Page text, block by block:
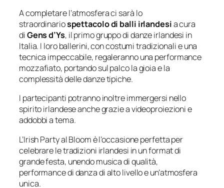
A completare l’atmosfera ci sarà lo
straordinariospettacolo di balli irlandesia cura
diGens d’Ys, il primo gruppo di danze irlandesi in
Italia. I loro ballerini, con costumi tradizionali e una
tecnica impeccabile, regaleranno una performance
mozzafiato, portando sul palco la gioia e la
complessità delle danze tipiche.
I partecipanti potranno inoltre immergersi nello
spirito irlandese anche grazie a videoproiezioni e
addobbi a tema.
L’Irish Party al Bloom è l’occasione perfetta per
celebrare le tradizioni irlandesi in un format di
grande festa, unendo musica di qualità,
performance di danza di alto livello e un’atmosfera
unica.